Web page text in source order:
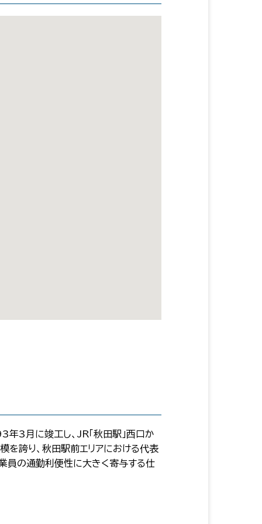
3月に竣工し、JR「秋田駅」西口か
誇り、秋田駅前エリアにおける代表
員の通勤利便性に大きく寄与する仕